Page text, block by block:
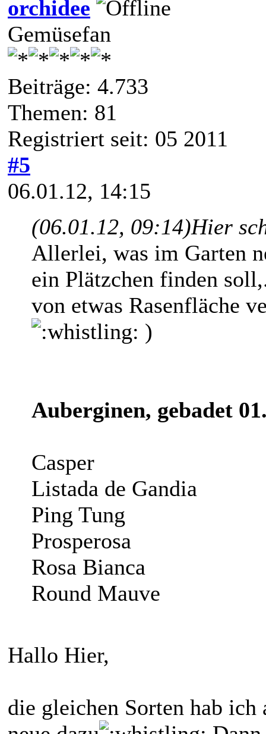
orchidee
Gemüsefan
Beiträge: 4.733
Themen: 81
Registriert seit: 05 2011
#5
06.01.12, 14:15
(06.01.12, 09:14)Hier
Allerlei, was im Garten
ein Plätzchen finden
von etwas Rasenfläche
)
Auberginen, gebadet
Casper
Listada de Gandia
Ping Tung
Prosperosa
Rosa Bianca
Round Mauve
Hallo Hier,
die gleichen Sorten hab ich